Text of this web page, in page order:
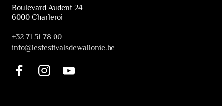
Boulevard Audent 24
6000 Charleroi
+32 71 51 78 00
info@lesfestivalsdewallonie.be